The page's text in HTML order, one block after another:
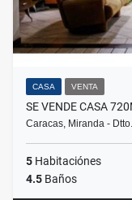
CASA VENTA
SE VENDE CASA
Caracas, Miranda -
5 Habitaciónes
4.5 Baños